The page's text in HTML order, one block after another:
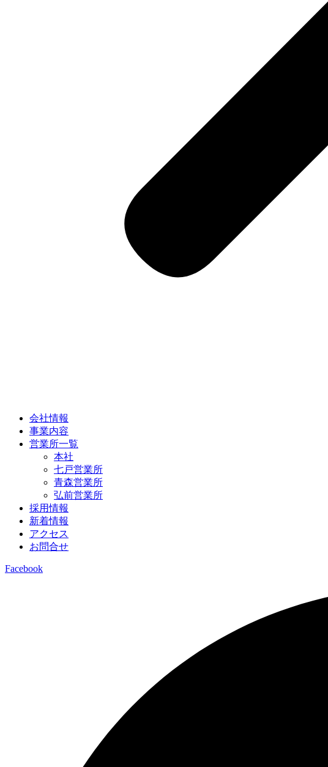
会社情報
事業内容
営業所一覧
本社
七戸営業所
青森営業所
弘前営業所
採用情報
新着情報
アクセス
お問合せ
Facebook